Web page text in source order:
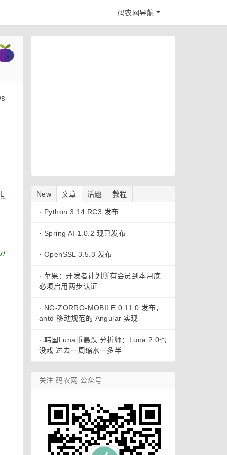
码农网导航
New 文章 话题 教程
· Python 3.14 RC3 发布
· Spring AI 1.0.2 现已发布
· OpenSSL 3.5.3 发布
· 苹果：开发者计划所有会员到本月底
必须启用两步认证
· NG-ZORRO-MOBILE 0.11.0 发布，
antd 移动规范的 Angular 实现
· 韩国Luna币暴跌 分析师：Luna 2.0也
没戏 过去一周缩水一多半
关注 码农网 公众号